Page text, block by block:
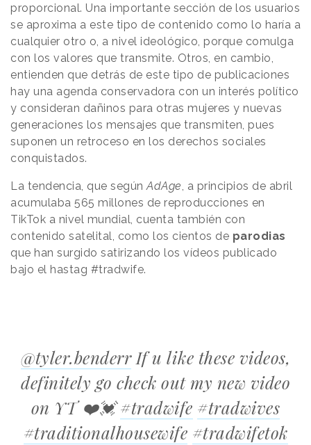
proporcional. Una importante sección de los usuarios
se aproxima a este tipo de contenido como lo haría a
cualquier otro o, a nivel ideológico, porque comulga
con los valores que transmite. Otros, en cambio,
entienden que detrás de este tipo de publicaciones
hay una agenda conservadora con un interés político
y consideran dañinos para otras mujeres y nuevas
generaciones los mensajes que transmiten, pues
suponen un retroceso en los derechos sociales
conquistados.
La tendencia, que según AdAge , a principios de abril
acumulaba 565 millones de reproducciones en
TikTok a nivel mundial, cuenta también con
contenido satelital, como los cientos de parodias
que han surgido satirizando los vídeos publicado
bajo el hastag #tradwife.
@tyler.benderrIf u like these videos,
definitely go check out my new video
on YT ❤️💓#tradwife #tradwives
#traditionalhousewife #tradwifetok